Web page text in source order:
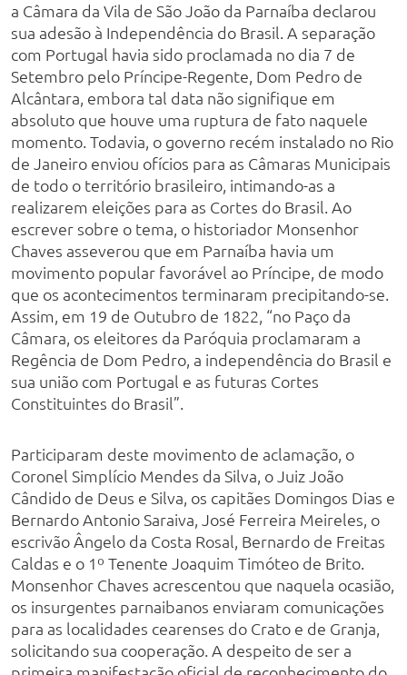
a Câmara da Vila de São João da Parnaíba declarou
sua adesão à Independência do Brasil. A separação
com Portugal havia sido proclamada no dia 7 de
Setembro pelo Príncipe-Regente, Dom Pedro de
Alcântara, embora tal data não signifique em
absoluto que houve uma ruptura de fato naquele
momento. Todavia, o governo recém instalado no Rio
de Janeiro enviou ofícios para as Câmaras Municipais
de todo o território brasileiro, intimando-as a
realizarem eleições para as Cortes do Brasil. Ao
escrever sobre o tema, o historiador Monsenhor
Chaves asseverou que em Parnaíba havia um
movimento popular favorável ao Príncipe, de modo
que os acontecimentos terminaram precipitando-se.
Assim, em 19 de Outubro de 1822, “no Paço da
Câmara, os eleitores da Paróquia proclamaram a
Regência de Dom Pedro, a independência do Brasil e
sua união com Portugal e as futuras Cortes
Constituintes do Brasil”.
Participaram deste movimento de aclamação, o
Coronel Simplício Mendes da Silva, o Juiz João
Cândido de Deus e Silva, os capitães Domingos Dias e
Bernardo Antonio Saraiva, José Ferreira Meireles, o
escrivão Ângelo da Costa Rosal, Bernardo de Freitas
Caldas e o 1º Tenente Joaquim Timóteo de Brito.
Monsenhor Chaves acrescentou que naquela ocasião,
os insurgentes parnaibanos enviaram comunicações
para as localidades cearenses do Crato e de Granja,
solicitando sua cooperação. A despeito de ser a